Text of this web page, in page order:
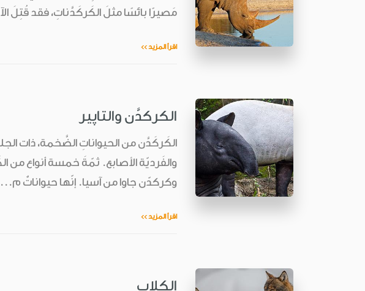
مَصيرًا بائسًا مثلَ الكَركَدَّناتِ، فقد قُتِلَ
اقرأ المزيد >>
الكركدَّن والتاپير
الكَركَدَّن من الحيواناتِ الضَّخمة، ذات
والفَرديّة الأصابع. ثمّةَ خمسة أنواع من
وكركدّن جاوا من آسيا. إنّها حيواناتٌ م...
اقرأ المزيد >>
الكلاب